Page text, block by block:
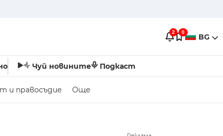
2 0 BG
Чуй новините Подкаст
и правосъдие Още